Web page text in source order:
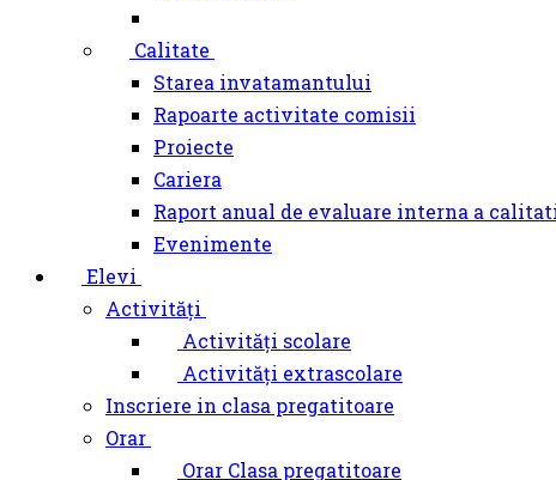
Calitate
Starea invatamantului
Rapoarte activitate comisii
Proiecte
Cariera
Raport anual de evaluare interna a
Evenimente
Elevi
Activități
Activități scolare
Activități extrascolare
Inscriere in clasa pregatitoare
Orar
Orar Clasa pregatitoare